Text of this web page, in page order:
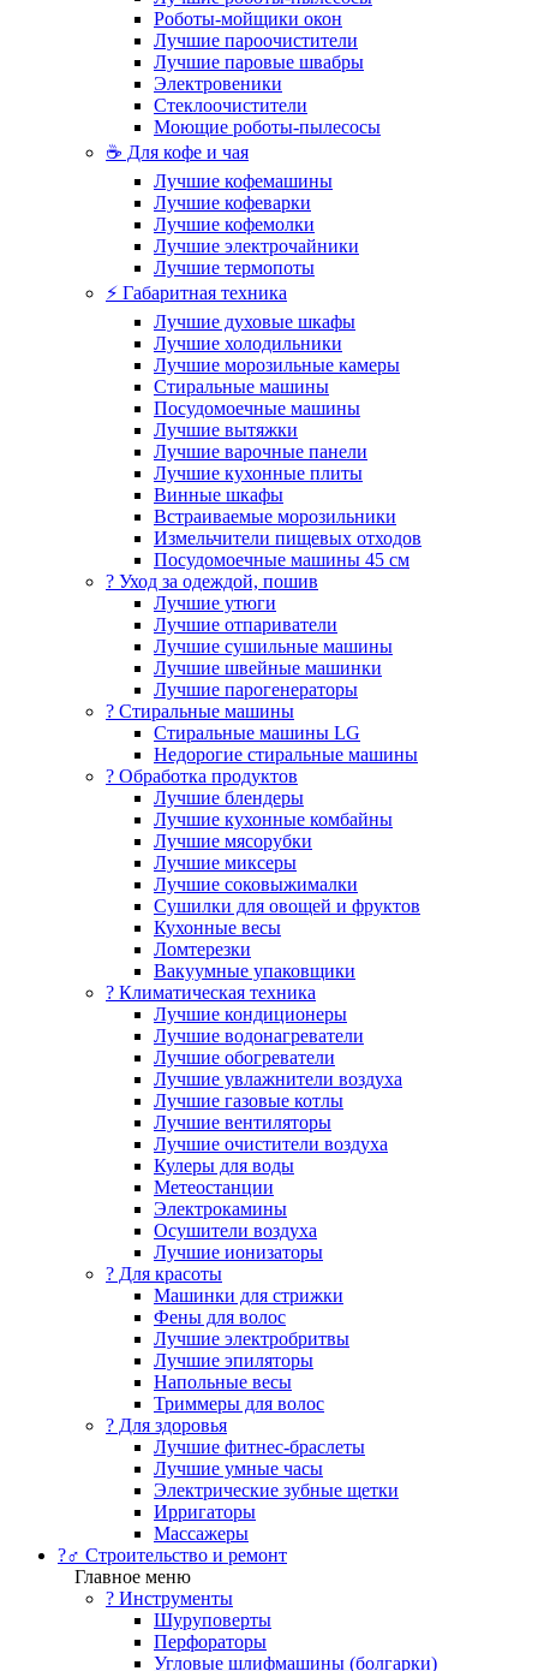
Роботы-мойщики окон
Лучшие пароочистители
Лучшие паровые швабры
Электровеники
Стеклоочистители
Моющие роботы-пылесосы
☕ Для кофе и чая
Лучшие кофемашины
Лучшие кофеварки
Лучшие кофемолки
Лучшие электрочайники
Лучшие термопоты
⚡ Габаритная техника
Лучшие духовые шкафы
Лучшие холодильники
Лучшие морозильные камеры
Стиральные машины
Посудомоечные машины
Лучшие вытяжки
Лучшие варочные панели
Лучшие кухонные плиты
Винные шкафы
Встраиваемые морозильники
Измельчители пищевых отходов
Посудомоечные машины 45 см
? Уход за одеждой, пошив
Лучшие утюги
Лучшие отпариватели
Лучшие сушильные машины
Лучшие швейные машинки
Лучшие парогенераторы
? Стиральные машины
Стиральные машины LG
Недорогие стиральные машины
? Обработка продуктов
Лучшие блендеры
Лучшие кухонные комбайны
Лучшие мясорубки
Лучшие миксеры
Лучшие соковыжималки
Сушилки для овощей и фруктов
Кухонные весы
Ломтерезки
Вакуумные упаковщики
?️ Климатическая техника
Лучшие кондиционеры
Лучшие водонагреватели
Лучшие обогреватели
Лучшие увлажнители воздуха
Лучшие газовые котлы
Лучшие вентиляторы
Лучшие очистители воздуха
Кулеры для воды
Метеостанции
Электрокамины
Осушители воздуха
Лучшие ионизаторы
? Для красоты
Машинки для стрижки
Фены для волос
Лучшие электробритвы
Лучшие эпиляторы
Напольные весы
Триммеры для волос
? Для здоровья
Лучшие фитнес-браслеты
Лучшие умные часы
Электрические зубные щетки
Ирригаторы
Массажеры
?‍♂️ Строительство и ремонт
Главное меню
?️ Инструменты
Шуруповерты
Перфораторы
Угловые шлифмашины (болгарки)